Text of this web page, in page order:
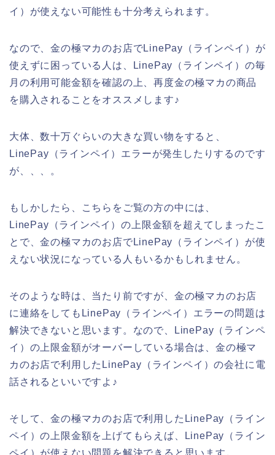
イ）が使えない可能性も十分考えられます。
なので、金の極マカのお店でLinePay（ラインペイ）が
使えずに困っている人は、LinePay（ラインペイ）の毎
月の利用可能金額を確認の上、再度金の極マカの商品
を購入されることをオススメします♪
大体、数十万ぐらいの大きな買い物をすると、
LinePay（ラインペイ）エラーが発生したりするのです
が、、、。
もしかしたら、こちらをご覧の方の中には、
LinePay（ラインペイ）の上限金額を超えてしまったこ
とで、金の極マカのお店でLinePay（ラインペイ）が使
えない状況になっている人もいるかもしれません。
そのような時は、当たり前ですが、金の極マカのお店
に連絡をしてもLinePay（ラインペイ）エラーの問題は
解決できないと思います。なので、LinePay（ラインペ
イ）の上限金額がオーバーしている場合は、金の極マ
カのお店で利用したLinePay（ラインペイ）の会社に電
話されるといいですよ♪
そして、金の極マカのお店で利用したLinePay（ライン
ペイ）の上限金額を上げてもらえば、LinePay（ライン
ペイ）が使えない問題を解決できると思います。